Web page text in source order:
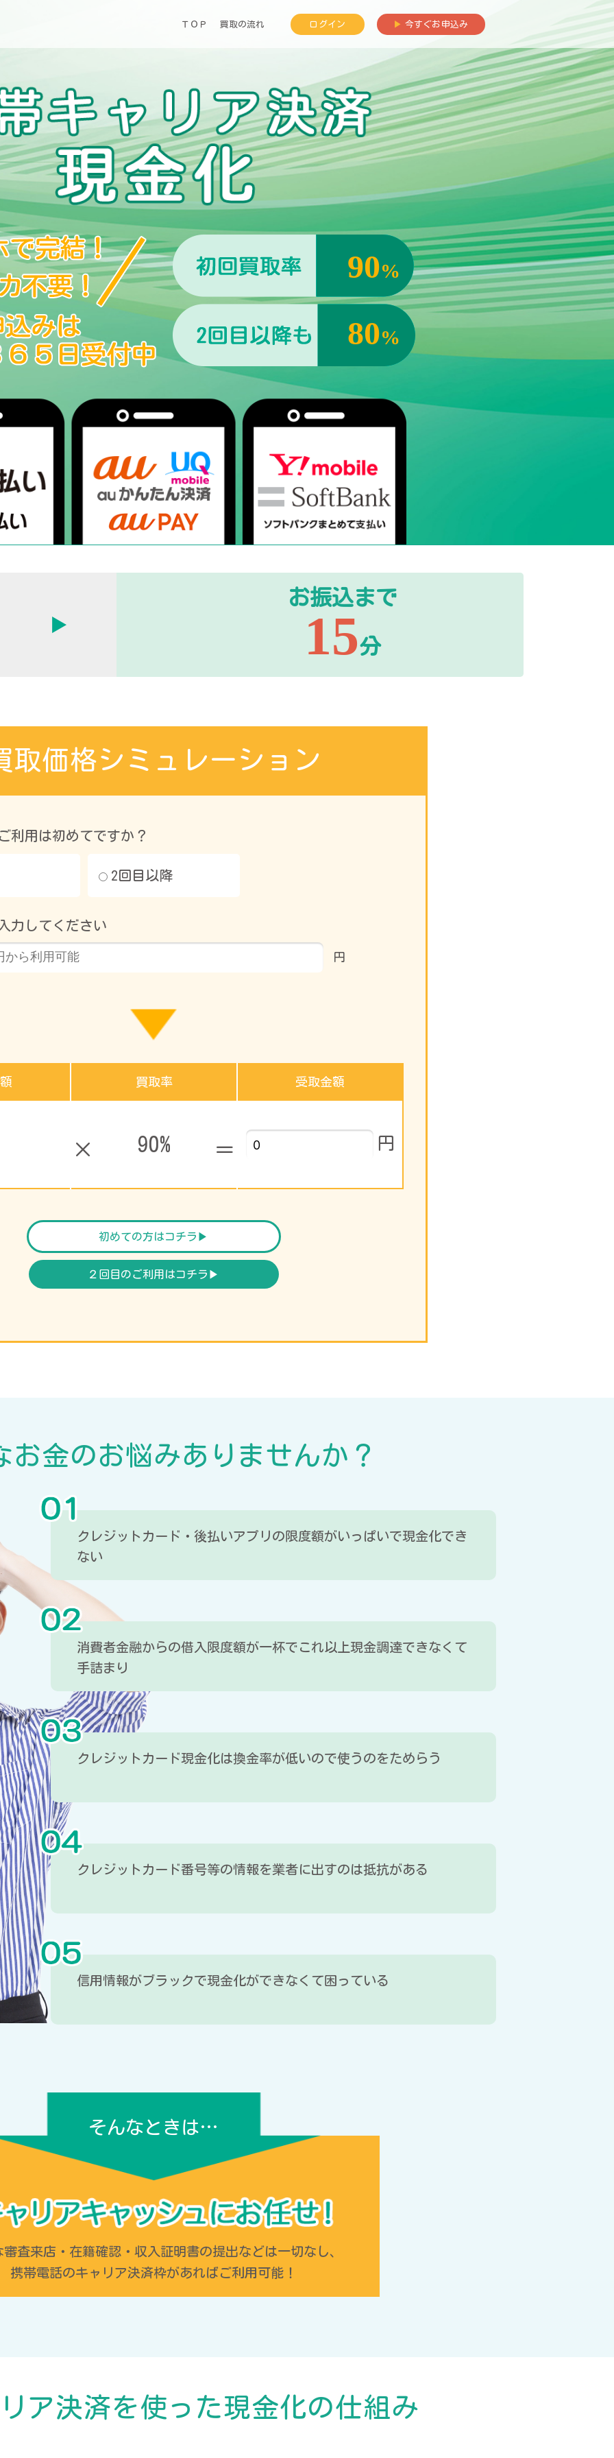
ＴＯＰ 買取の流れ ログイン ▶︎ 今すぐお申込み
90%
80%
お振込まで
15分
取価格シミュレーション
利用は初めてですか？
2回目以降
力してください
円
買取率 受取金額
90%
× ＝ 円
初めての方はコチラ▶︎
２回目のご利用はコチラ▶︎
お金のお悩みありませんか？
クレジットカード・後払いアプリの限度額がいっぱいで現金化でき
ない
消費者金融からの借入限度額が一杯でこれ以上現金調達できなくて
手詰まり
クレジットカード現金化は換金率が低いので使うのをためらう
クレジットカード番号等の情報を業者に出すのは抵抗がある
信用情報がブラックで現金化ができなくて困っている
そんなときは…
審査来店・在籍確認・収入証明書の提出などは一切なし、
携帯電話のキャリア決済枠があればご利用可能！
ア決済を使った現金化の仕組み